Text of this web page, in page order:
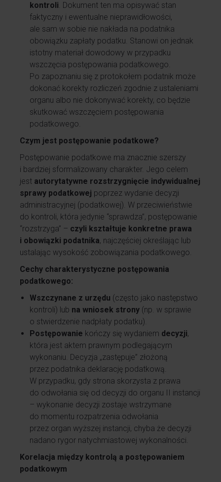
kontroli. Dokument ten ma opisywać stan
faktyczny i ewentualne nieprawidłowości,
ale sam w sobie nie nakłada na podatnika
obowiązku zapłaty podatku. Stanowi on jednak
istotny materiał dowodowy w przypadku
wszczęcia postępowania podatkowego.
Po zapoznaniu się z protokołem podatnik może
dokonać korekty rozliczeń zgodnie z ustaleniami
organu albo nie dokonywać korekty, co będzie
skutkować wszczęciem postępowania
podatkowego.
Czym jest postępowanie podatkowe?
Postępowanie podatkowe ma znacznie szerszy
i bardziej sformalizowany charakter. Jego celem
jest autorytatywne rozstrzygnięcie indywidualnej
sprawy podatkowej poprzez wydanie decyzji
administracyjnej (podatkowej). W przeciwieństwie
do kontroli, która jedynie “sprawdza”, postępowanie
“rozstrzyga” – czyli kształtuje konkretne prawa
i obowiązki podatnika, najczęściej określając lub
ustalając wysokość zobowiązania podatkowego.
Cechy charakterystyczne postępowania
podatkowego:
Wszczynane z urzędu (często jako następstwo
kontroli) lub na wniosek strony (np. w sprawie
o stwierdzenie nadpłaty podatku).
Postępowanie kończy się wydaniem decyzji,
która jest aktem prawnym podlegającym
wykonaniu. Decyzja „zastępuje” złożoną
przez podatnika deklarację podatkową.
W przypadku, gdy strona skorzysta z prawa
do odwołania się od decyzji do organu II instancji
– wykonanie decyzji zostaje wstrzymane
do momentu rozpatrzenia odwołania
przez organ wyższej instancji, chyba że decyzji
nadano rygor natychmiastowej wykonalności.
Korelacja między kontrolą a postępowaniem
podatkowym